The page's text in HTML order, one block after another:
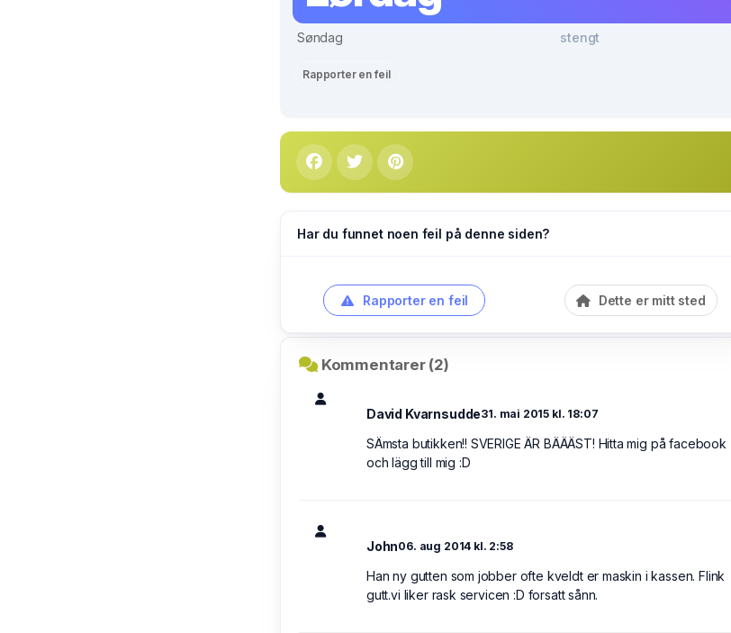
Søndag stengt
Rapporter en feil
Har du funnet noen feil på denne siden?
Rapporter en feil Dette er mitt sted
Kommentarer (2)
David Kvarnsudde31. mai 2015 kl. 18:07
SÄmsta butikken!! SVERIGE ÄR BÄÄÄST! Hitta mig på facebook
och lägg till mig :D
John06. aug 2014 kl. 2:58
Han ny gutten som jobber ofte kveldt er maskin i kassen. Flink
gutt.vi liker rask servicen :D forsatt sånn.